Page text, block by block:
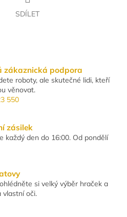
SDÍLET
zákaznická podpora
roboty, ale skutečné lidi, kteří
věnovat.
550
zásilek
každý den do 16:00. Od pondělí
si velký výběr hraček a
vlastní oči.